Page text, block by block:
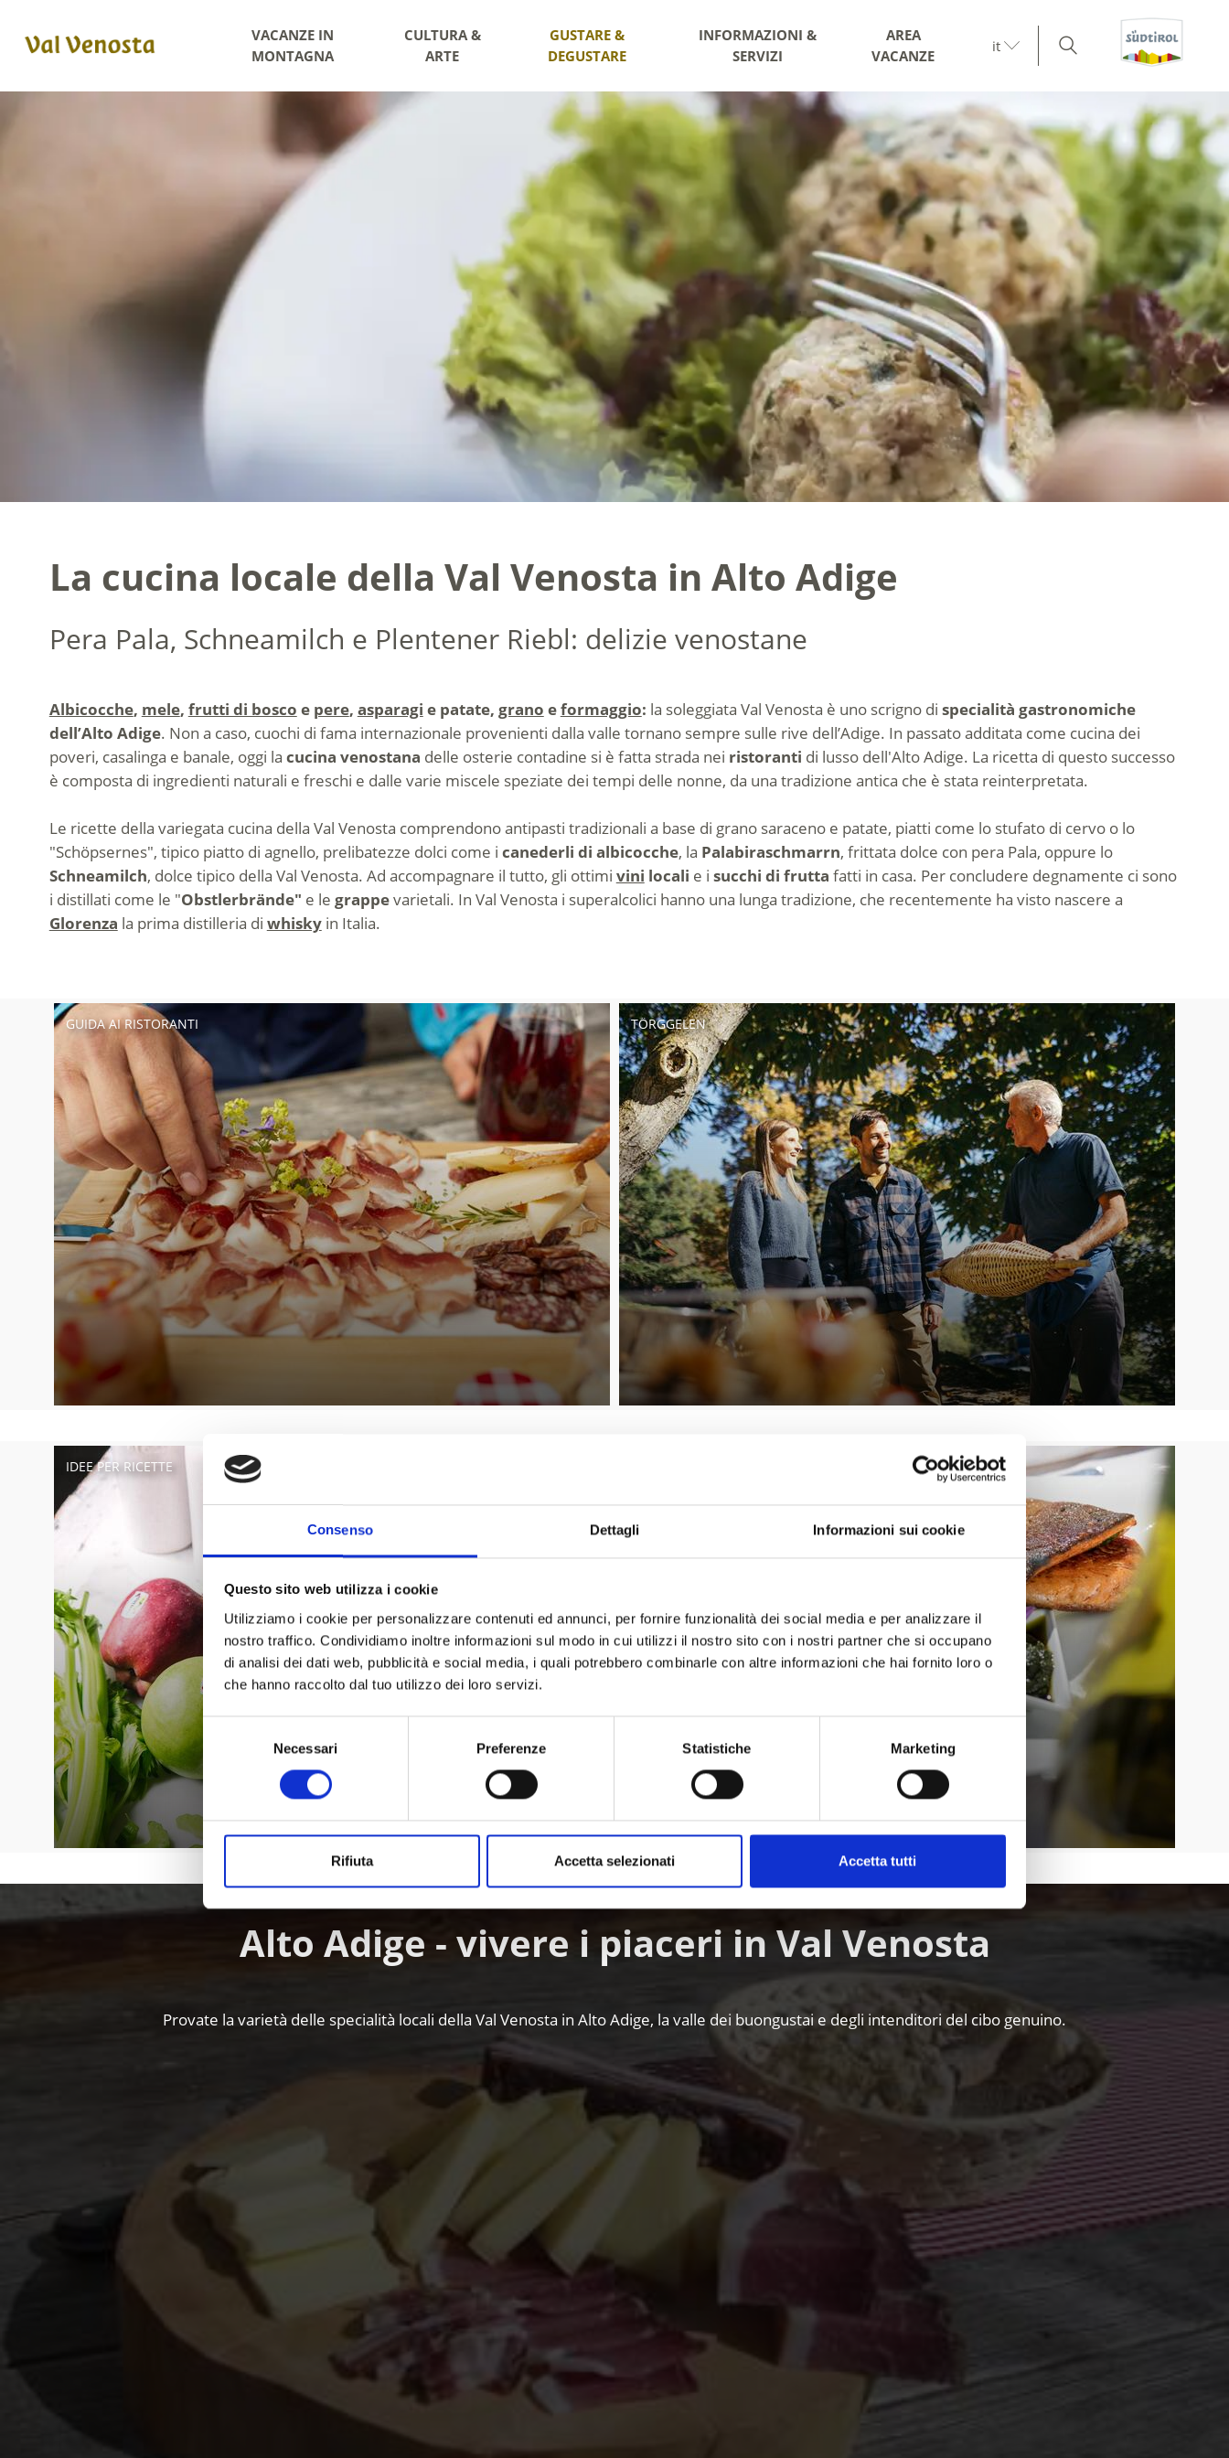
Consenso Dettagli Informazioni sui cookie
Questo sito web utilizza i cookie
Utilizziamo i cookie per personalizzare contenuti ed annunci, per fornire funzionalità dei social media e per analizzare il
nostro traffico. Condividiamo inoltre informazioni sul modo in cui utilizzi il nostro sito con i nostri partner che si occupano
di analisi dei dati web, pubblicità e social media, i quali potrebbero combinarle con altre informazioni che hai fornito loro o
che hanno raccolto dal tuo utilizzo dei loro servizi.
Necessari Preferenze Statistiche Marketing
Rifiuta Accetta selezionati Accetta tutti
VACANZE IN
MONTAGNA
CULTURA &
ARTE
GUSTARE &
DEGUSTARE
INFORMAZIONI &
SERVIZI
AREA
VACANZE
it
La cucina locale della Val Venosta in Alto Adige
Pera Pala, Schneamilch e Plentener Riebl: delizie venostane
Albicocche, mele, frutti di bosco e pere, asparagi e patate, grano eformaggio: la soleggiata Val Venosta è uno scrigno di specialità gastronomiche
dell’Alto Adige. Non a caso, cuochi di fama internazionale provenienti dalla valle tornano sempre sulle rive dell’Adige. In passato additata come cucina dei
poveri, casalinga e banale, oggi la cucina venostana delle osterie contadine si è fatta strada nei ristoranti di lusso dell'Alto Adige. La ricetta di questo successo
è composta di ingredienti naturali e freschi e dalle varie miscele speziate dei tempi delle nonne, da una tradizione antica che è stata reinterpretata.
Le ricette della variegata cucina della Val Venosta comprendono antipasti tradizionali a base di grano saraceno e patate, piatti come lo stufato di cervo o lo
"Schöpsernes", tipico piatto di agnello, prelibatezze dolci come i canederli di albicocche, la Palabiraschmarrn, frittata dolce con pera Pala, oppure lo
Schneamilch, dolce tipico della Val Venosta. Ad accompagnare il tutto, gli ottimi vini locali e i succhi di frutta fatti in casa. Per concludere degnamente ci sono
i distillati come le "Obstlerbrände" e le grappevarietali. In Val Venosta i superalcolici hanno una lunga tradizione, che recentemente ha visto nascere a
Glorenza la prima distilleria di whiskyin Italia.
GUIDA AI RISTORANTI TÖRGGELEN
IDEE PER RICETTE
Alto Adige - vivere i piaceri in Val Venosta
Provate la varietà delle specialità locali della Val Venosta in Alto Adige, la valle dei buongustai e degli intenditori del cibo genuino.